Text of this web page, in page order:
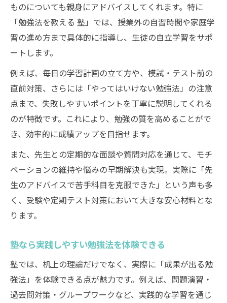
ものについても親身にアドバイスしてくれます。特に
「勉強法を教える 塾」では、授業外の自習時間や家庭学
習の進め方まで具体的に指導し、生徒の自立学習をサポ
ートします。
例えば、毎日の学習計画の立て方や、模試・テスト前の
直前対策、さらには「やってはいけない勉強法」の注意
点まで、失敗しやすいポイントを丁寧に説明してくれる
のが特徴です。これにより、勉強の質を高めることがで
き、効率的に成績アップを目指せます。
また、先生との定期的な面談や質問対応を通じて、モチ
ベーションの維持や悩みの早期解決も実現。実際に「先
生のアドバイスで苦手科目を克服できた」という声も多
く、受験や定期テスト対策において大きな安心材料とな
ります。
塾なら実践しやすい勉強法を体験できる
塾では、机上の理論だけでなく、実際に「成果が出る勉
強法」を体験できる点が魅力です。例えば、問題演習・
過去問対策・グループワークなど、実践的な学習を通じ